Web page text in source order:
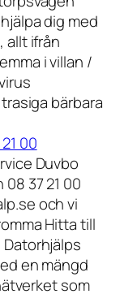
dig med
allt ifrån
i villan /
bärbara
00
Duvbo
37 21 00
och vi
Hitta till
en mängd
som